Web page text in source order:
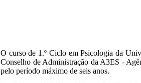
O curso de 1.º Ciclo em Psicologia da
Conselho de Administração da A3ES -
pelo período máximo de seis anos.